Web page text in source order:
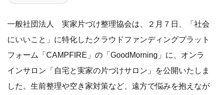
一般社団法人 実家片づけ整理協会は、２月７日、「社会
にいいこと」に特化したクラウドファンディングプラット
フォーム「CAMPFIRE」の「GoodMorning」に、オンラ
インサロン「自宅と実家の片づけサロン」を公開いたしま
した。生前整理や空き家対策など、遠方で悩みを抱えなが